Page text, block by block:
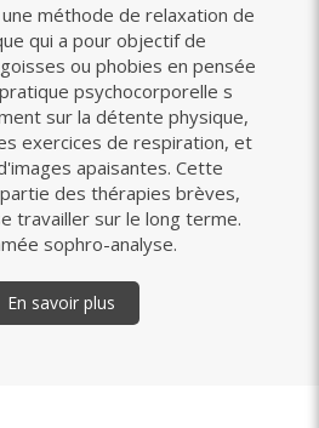
méthode de relaxation de
qui a pour objectif de
ou phobies en pensée
psychocorporelle s
sur la détente physique,
exercices de respiration, et
apaisantes. Cette
des thérapies brèves,
travailler sur le long terme.
sophro-analyse.
En savoir plus